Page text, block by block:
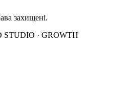
захищені.
· GROWTH